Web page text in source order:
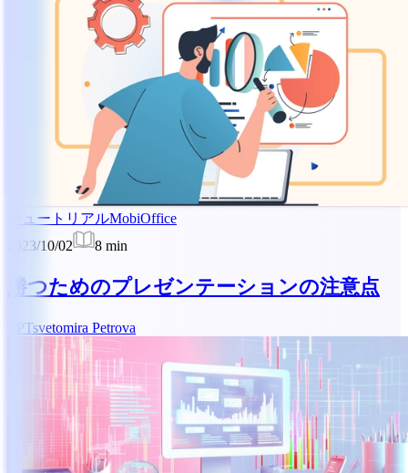
チュートリアルMobiOffice
2023/10/02
8 min
勝つためのプレゼンテーションの注意点
TPTsvetomira Petrova